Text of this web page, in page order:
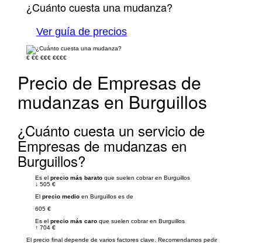
¿Cuánto cuesta una mudanza?
Ver guía de precios
€ €€ €€€ €€€€
Precio de Empresas de
mudanzas en Burguillos
¿Cuánto cuesta un servicio de
Empresas de mudanzas en
Burguillos?
Es el precio más barato que suelen cobrar en Burguillos
↓ 505 €
El precio medio en Burguillos es de
605 €
Es el precio más caro que suelen cobrar en Burguillos
↑ 704 €
El precio final depende de varios factores clave. Recomendamos pedir